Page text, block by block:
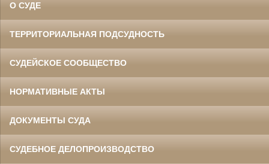
О СУДЕ
ТЕРРИТОРИАЛЬНАЯ ПОДСУДНОСТЬ
СУДЕЙСКОЕ СООБЩЕСТВО
НОРМАТИВНЫЕ АКТЫ
ДОКУМЕНТЫ СУДА
СУДЕБНОЕ ДЕЛОПРОИЗВОДСТВО